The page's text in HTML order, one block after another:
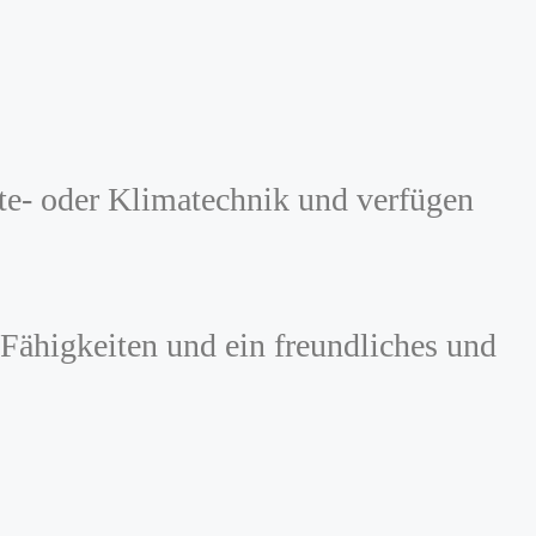
oder Klimatechnik und verfügen
und ein freundliches und